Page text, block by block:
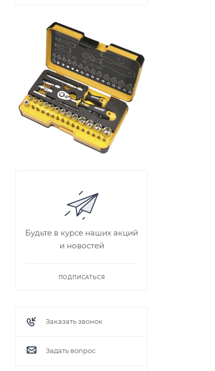
Будьте в курсе наших акций
и новостей
ПОДПИСАТЬСЯ
Заказать звонок
Задать вопрос